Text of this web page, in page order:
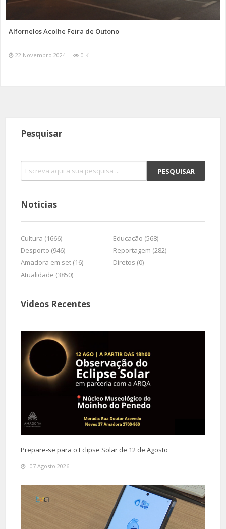
Alfornelos Acolhe Feira de Outono
22 Novembro 2024 0 K
Pesquisar
Noticias
Cultura (1666)
Educação (568)
Desporto (946)
Reportagem (282)
Amadora em set (16)
Diretos (0)
Atualidade (3850)
Videos Recentes
Prepare-se para o Eclipse Solar de 12 de Agosto
07 Agosto 2026